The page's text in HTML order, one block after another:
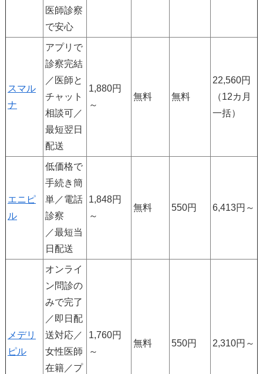
医師診察
で安心
スマル
ナ
アプリで
診察完結
／医師と
チャット
相談可／
最短翌日
配送
1,880円
～
無料 無料
22,560円
（12カ月
一括）
エニピ
ル
低価格で
手続き簡
単／電話
診察
／最短当
日配送
1,848円
～
無料 550円 6,413円～
メデリ
ピル
オンライ
ン問診の
みで完了
／即日配
送対応／
女性医師
在籍／プ
1,760円
～
無料 550円 2,310円～